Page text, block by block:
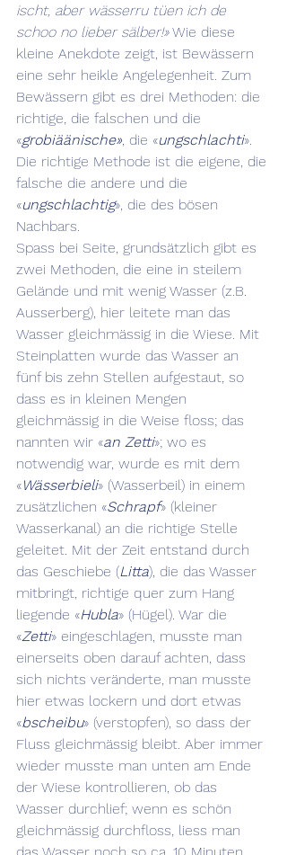
ischt, aber wässerru tüen ich de
schoo no lieber sälber!» Wie diese
kleine Anekdote zeigt, ist Bewässern
eine sehr heikle Angelegenheit. Zum
Bewässern gibt es drei Methoden: die
richtige, die falschen und die
«grobiäänische», die «ungschlachti».
Die richtige Methode ist die eigene, die
falsche die andere und die
«ungschlachtig», die des bösen
Nachbars.
Spass bei Seite, grundsätzlich gibt es
zwei Methoden, die eine in steilem
Gelände und mit wenig Wasser (z.B.
Ausserberg), hier leitete man das
Wasser gleichmässig in die Wiese. Mit
Steinplatten wurde das Wasser an
fünf bis zehn Stellen aufgestaut, so
dass es in kleinen Mengen
gleichmässig in die Weise floss; das
nannten wir «an Zetti»; wo es
notwendig war, wurde es mit dem
«Wässerbieli» (Wasserbeil) in einem
zusätzlichen «Schrapf» (kleiner
Wasserkanal) an die richtige Stelle
geleitet. Mit der Zeit entstand durch
das Geschiebe (Litta), die das Wasser
mitbringt, richtige quer zum Hang
liegende «Hubla» (Hügel). War die
«Zetti» eingeschlagen, musste man
einerseits oben darauf achten, dass
sich nichts veränderte, man musste
hier etwas lockern und dort etwas
«bscheibu» (verstopfen), so dass der
Fluss gleichmässig bleibt. Aber immer
wieder musste man unten am Ende
der Wiese kontrollieren, ob das
Wasser durchlief; wenn es schön
gleichmässig durchfloss, liess man